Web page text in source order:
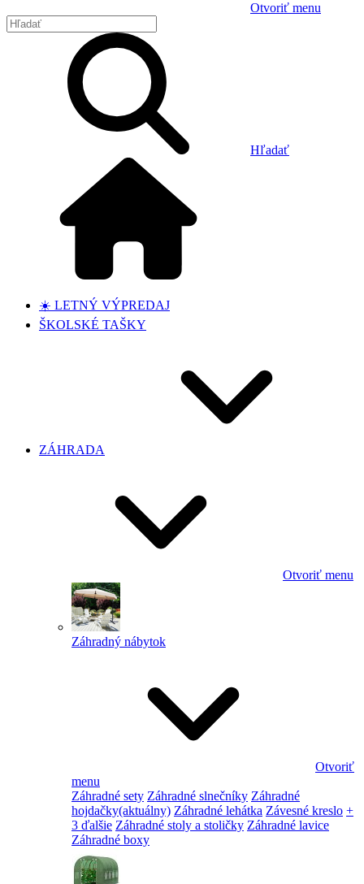
Otvoriť menu
Hľadať
☀️ LETNÝ VÝPREDAJ
ŠKOLSKÉ TAŠKY
ZÁHRADA
Otvoriť menu
Záhradný nábytok
Otvoriť
menu
Záhradné sety Záhradné slnečníky Záhradné
hojdačky(aktuálny) Záhradné lehátka Závesné kreslo +
3 ďalšie Záhradné stoly a stoličky Záhradné lavice
Záhradné boxy